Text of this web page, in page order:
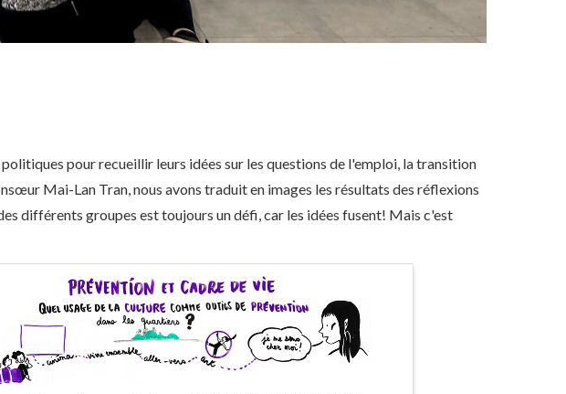
pour recueillir leurs idées sur les questions de l'emploi, la transition
Mai-Lan Tran, nous avons traduit en images les résultats des réflexions
différents groupes est toujours un défi, car les idées fusent! Mais c'est